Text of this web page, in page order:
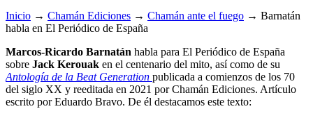
Inicio → Chamán Ediciones → Chamán ante el fuego → Barnatán
habla en El Periódico de España
Marcos-Ricardo Barnatán habla para El Periódico de España
sobre Jack Kerouak en el centenario del mito, así como de su
Antología de la Beat Generation publicada a comienzos de los 70
del siglo XX y reeditada en 2021 por Chamán Ediciones. Artículo
escrito por Eduardo Bravo. De él destacamos este texto: